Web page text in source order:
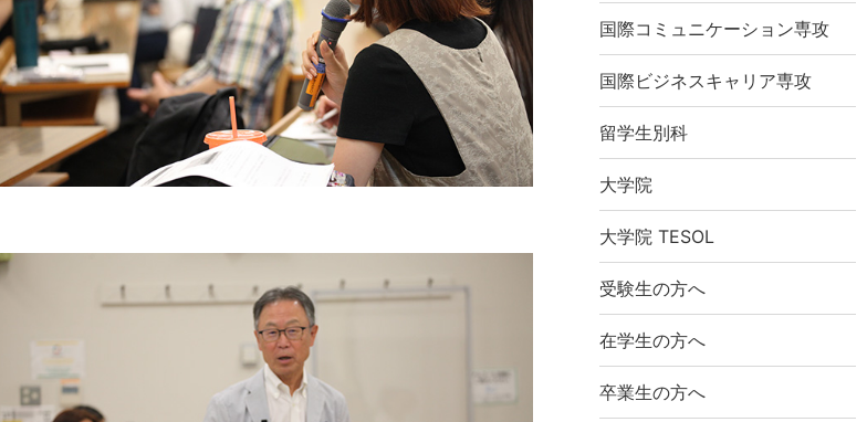
国際コミュニケーション専攻
国際ビジネスキャリア専攻
留学生別科
大学院
大学院 TESOL
受験生の方へ
在学生の方へ
卒業生の方へ